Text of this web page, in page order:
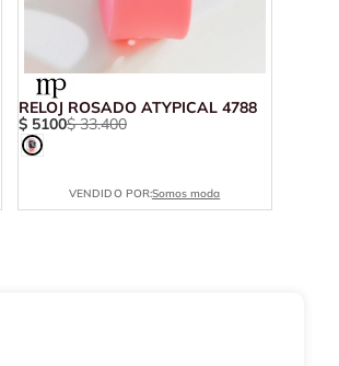
RELOJ ROSADO ATYPICAL 4788
$ 5100$ 33.400
VENDIDO POR:Somos moda